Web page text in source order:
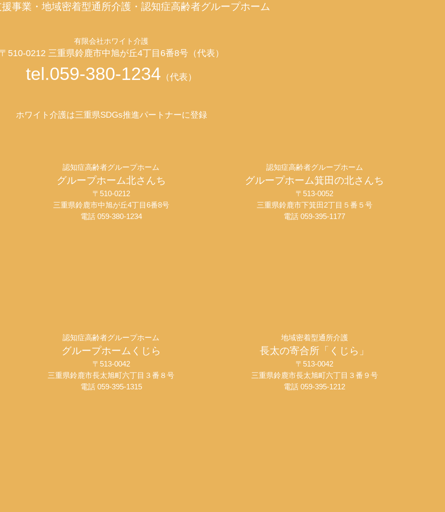
事業・地域密着型通所介護・認知症高齢者グループホーム
有限会社ホワイト介護
510-0212 三重県鈴鹿市中旭が丘4丁目6番8号（代表）
tel.059-380-1234 （代表）
ホワイト介護は三重県SDGs推進パートナーに登録
認知症高齢者グループホーム
グループホーム北さんち
〒510-0212
三重県鈴鹿市中旭が丘4丁目6番8号
電話 059-380-1234
認知症高齢者グループホーム
グループホーム箕田の北さんち
〒513-0052
三重県鈴鹿市下箕田2丁目５番５号
電話 059-395-1177
認知症高齢者グループホーム
グループホームくじら
〒513-0042
三重県鈴鹿市長太旭町六丁目３番８号
電話 059-395-1315
地域密着型通所介護
長太の寄合所「くじら」
〒513-0042
三重県鈴鹿市長太旭町六丁目３番９号
電話 059-395-1212